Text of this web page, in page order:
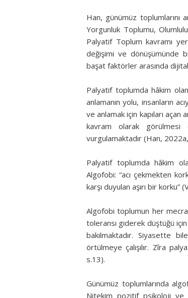
Han, günümüz toplumlarını
Yorgunluk Toplumu,
Palyatif Toplum kavramı
değişimi ve dönüşümünde
başat faktörler arasında
Palyatif toplumda hâkim
anlamanın yolu, insanların
ve anlamak için kapıları açan
kavram olarak görülmesi
vurgulamaktadır (Han,
Palyatif toplumda hâkim
Algofobi: “acı çekmekten
karşı duyulan aşırı bir korku”
Algofobi toplumun her
toleransı giderek düştüğü için
bakılmaktadır. Siyasette
örtülmeye çalışılır. Zîra
s.13).
Günümüz toplumlarında
Nitekim pozitif psikoloji ve